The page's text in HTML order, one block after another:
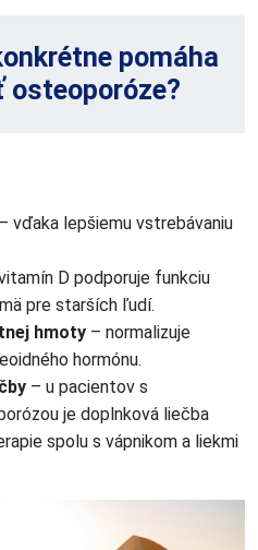
pomáha
osteoporóze?
vďaka lepšiemu vstrebávaniu
D podporuje funkciu
pre starších ľudí.
hmoty – normalizuje
hormónu.
– u pacientov s
je doplnková liečba
spolu s vápnikom a liekmi